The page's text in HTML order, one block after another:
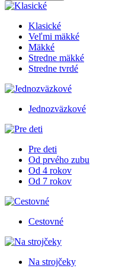
Klasické
Veľmi mäkké
Mäkké
Stredne mäkké
Stredne tvrdé
Jednozväzkové
Pre deti
Od prvého zubu
Od 4 rokov
Od 7 rokov
Cestovné
Na strojčeky